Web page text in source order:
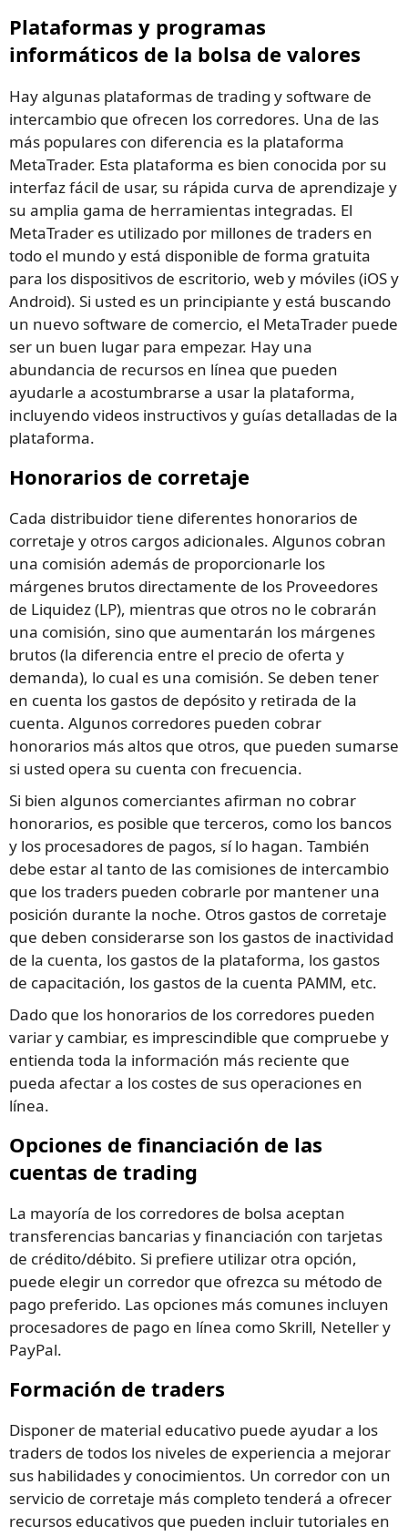
Plataformas y programas
informáticos de la bolsa de valores
Hay algunas plataformas de trading y software de
intercambio que ofrecen los corredores. Una de las
más populares con diferencia es la plataforma
MetaTrader. Esta plataforma es bien conocida por su
interfaz fácil de usar, su rápida curva de aprendizaje y
su amplia gama de herramientas integradas. El
MetaTrader es utilizado por millones de traders en
todo el mundo y está disponible de forma gratuita
para los dispositivos de escritorio, web y móviles (iOS y
Android). Si usted es un principiante y está buscando
un nuevo software de comercio, el MetaTrader puede
ser un buen lugar para empezar. Hay una
abundancia de recursos en línea que pueden
ayudarle a acostumbrarse a usar la plataforma,
incluyendo videos instructivos y guías detalladas de la
plataforma.
Honorarios de corretaje
Cada distribuidor tiene diferentes honorarios de
corretaje y otros cargos adicionales. Algunos cobran
una comisión además de proporcionarle los
márgenes brutos directamente de los Proveedores
de Liquidez (LP), mientras que otros no le cobrarán
una comisión, sino que aumentarán los márgenes
brutos (la diferencia entre el precio de oferta y
demanda), lo cual es una comisión. Se deben tener
en cuenta los gastos de depósito y retirada de la
cuenta. Algunos corredores pueden cobrar
honorarios más altos que otros, que pueden sumarse
si usted opera su cuenta con frecuencia.
Si bien algunos comerciantes afirman no cobrar
honorarios, es posible que terceros, como los bancos
y los procesadores de pagos, sí lo hagan. También
debe estar al tanto de las comisiones de intercambio
que los traders pueden cobrarle por mantener una
posición durante la noche. Otros gastos de corretaje
que deben considerarse son los gastos de inactividad
de la cuenta, los gastos de la plataforma, los gastos
de capacitación, los gastos de la cuenta PAMM, etc.
Dado que los honorarios de los corredores pueden
variar y cambiar, es imprescindible que compruebe y
entienda toda la información más reciente que
pueda afectar a los costes de sus operaciones en
línea.
Opciones de financiación de las
cuentas de trading
La mayoría de los corredores de bolsa aceptan
transferencias bancarias y financiación con tarjetas
de crédito/débito. Si prefiere utilizar otra opción,
puede elegir un corredor que ofrezca su método de
pago preferido. Las opciones más comunes incluyen
procesadores de pago en línea como Skrill, Neteller y
PayPal.
Formación de traders
Disponer de material educativo puede ayudar a los
traders de todos los niveles de experiencia a mejorar
sus habilidades y conocimientos. Un corredor con un
servicio de corretaje más completo tenderá a ofrecer
recursos educativos que pueden incluir tutoriales en